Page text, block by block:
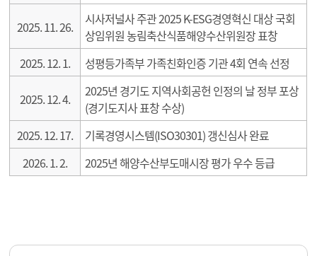
2025. 11. 26.
시사저널사 주관 2025 K-ESG경영혁신 대상 국회
상임위원 농림축산식품해양수산위원장 표창
2025. 12. 1.
성평등가족부 가족친화인증 기관 4회 연속 선정
2025. 12. 4.
2025년 경기도 지역사회공헌 인정의 날 정부 포상
(경기도지사 표창 수상)
2025. 12. 17.
기록경영시스템(ISO30301) 갱신심사 완료
2026. 1. 2.
2025년 해양수산부도매시장 평가 우수 등급